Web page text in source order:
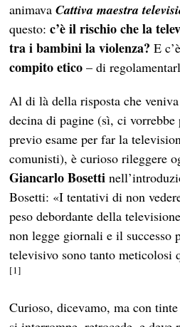
animavaCattiva maestra
questo: c’è il rischio che la
tra i bambini la violenza? E
compito etico – di
Al di là della risposta che
decina di pagine (sì, ci
previo esame per far la
comunisti), è curioso rileggere
Giancarlo Bosetti
Bosetti: «I tentativi di non
peso debordante della
non legge giornali e il
televisivo sono tanto
[1]
Curioso, dicevamo, ma con